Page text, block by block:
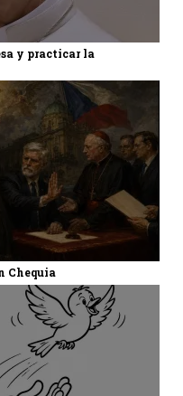
y practicar la
Chequia